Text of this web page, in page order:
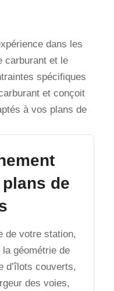
dans les
carburant et le
spécifiques
et conçoit
à vos plans de
de
de votre station,
géométrie de
d’îlots couverts,
des voies,